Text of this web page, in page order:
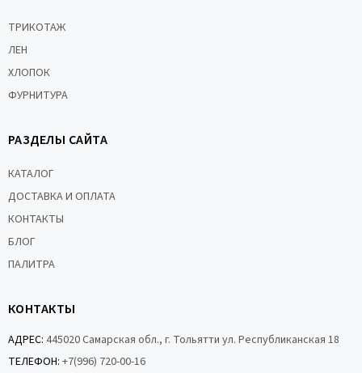
ТРИКОТАЖ
ЛЕН
ХЛОПОК
ФУРНИТУРА
РАЗДЕЛЫ САЙТА
КАТАЛОГ
ДОСТАВКА И ОПЛАТА
КОНТАКТЫ
БЛОГ
ПАЛИТРА
КОНТАКТЫ
АДРЕС: 445020 Самарская обл., г. Тольятти ул. Республиканская 18
ТЕЛЕФОН: +7(996) 720-00-16